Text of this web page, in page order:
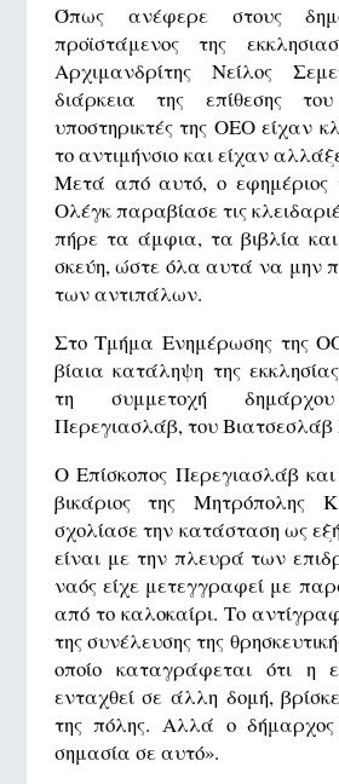
Όπως ανέφερε στους
προϊστάμενος της
Αρχιμανδρίτης Νείλος
διάρκεια της επίθεσης
υποστηρικτές της ΟΕΟ είχαν
το αντιμήνσιο και είχαν
Μετά από αυτό, ο εφημέριος
Ολέγκ παραβίασε τις
πήρε τα άμφια, τα βιβλία
σκεύη, ώστε όλα αυτά να μην
των αντιπάλων.
Στο Τμήμα Ενημέρωσης της
βίαια κατάληψη της
τη συμμετοχή
Περεγιασλάβ, του
Ο Επίσκοπος Περεγιασλάβ και
βικάριος της Μητρόπολης
σχολίασε την κατάσταση ως
είναι με την πλευρά των
ναός είχε μετεγγραφεί με
από το καλοκαίρι. Το
της συνέλευσης της
οποίο καταγράφεται ότι η
ενταχθεί σε άλλη δομή,
της πόλης. Αλλά ο δήμαρχος
σημασία σε αυτό».